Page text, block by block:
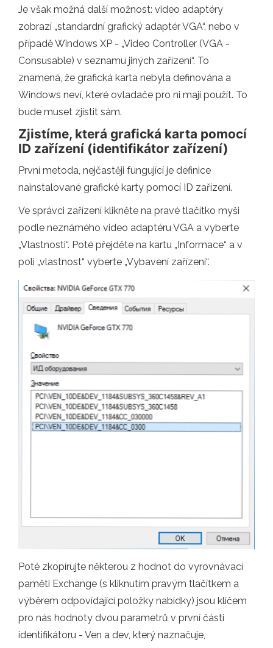
Je však možná další možnost: video adaptéry
zobrazí „standardní grafický adaptér VGA“, nebo v
případě Windows XP - „Video Controller (VGA -
Consusable) v seznamu jiných zařízení“. To
znamená, že grafická karta nebyla definována a
Windows neví, které ovladače pro ni mají použít. To
bude muset zjistit sám.
Zjistíme, která grafická karta pomocí
ID zařízení (identifikátor zařízení)
První metoda, nejčastěji fungující je definice
nainstalované grafické karty pomocí ID zařízení.
Ve správci zařízení klikněte na pravé tlačítko myši
podle neznámého video adaptéru VGA a vyberte
„Vlastnosti“. Poté přejděte na kartu „Informace“ a v
poli „vlastnost“ vyberte „Vybavení zařízení“.
Poté zkopírujte některou z hodnot do vyrovnávací
paměti Exchange (s kliknutím pravým tlačítkem a
výběrem odpovídající položky nabídky) jsou klíčem
pro nás hodnoty dvou parametrů v první části
identifikátoru - Ven a dev, který naznačuje,